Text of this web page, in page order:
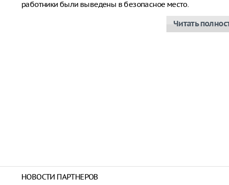
работники были выведены в безопасное место.
Читать
НОВОСТИ ПАРТНЕРОВ